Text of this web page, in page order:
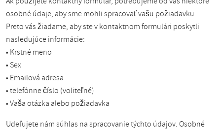
osobné údaje, aby sme mohli spracovať vašu požiadavku.
Preto vás žiadame, aby ste v kontaktnom formulári poskytli
nasledujúce informácie:
• Krstné meno
• Sex
• Emailová adresa
• telefónne číslo (voliteľné)
• Vaša otázka alebo požiadavka
Udeľujete nám súhlas na spracovanie týchto údajov. Osobné